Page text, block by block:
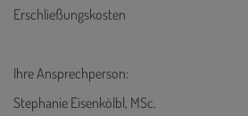
Erschließungskosten
Ihre Ansprechperson:
Stephanie Eisenkölbl, MSc.